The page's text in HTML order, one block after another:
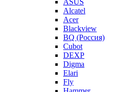
ASUS
Alcatel
Acer
Blackview
BQ (Россия)
Cubot
DEXP
Digma
Elari
Fly